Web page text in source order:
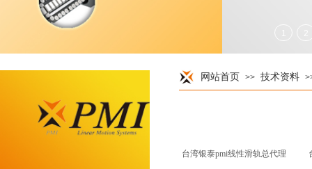
网站首页 >> 技术资料
台湾银泰pmi线性滑轨总代理